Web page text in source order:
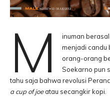
M
inuman
menjadi candu
orang-orang
Soekarno pun
tahu saja bahwa revolusi
a cup of joeatau secangkir kopi.